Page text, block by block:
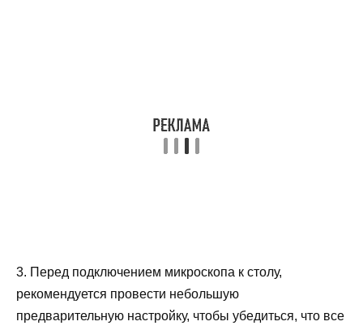
3. Перед подключением микроскопа к столу,
рекомендуется провести небольшую
предварительную настройку, чтобы убедиться, что все